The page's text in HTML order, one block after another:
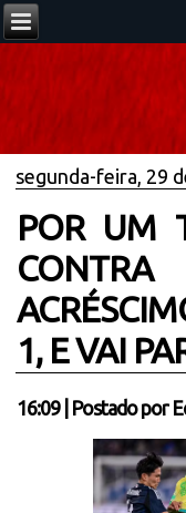
segunda-feira, 29
POR UM
1, E VAI
16:09| Postado por